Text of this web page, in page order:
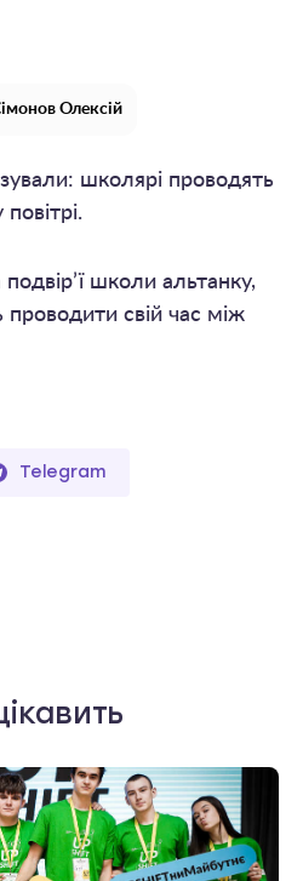
Олексій
школярі проводять
школи альтанку,
свій час між
Telegram